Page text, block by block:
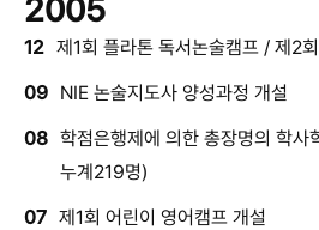
2005
12 제1회 플라톤 독서논술캠프 / 제2
09 NIE 논술지도사 양성과정 개설
08 학점은행제에 의한 총장명의 학사
누계219명)
07 제1회 어린이 영어캠프 개설